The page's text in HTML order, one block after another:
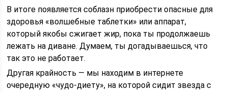
В итоге появляется соблазн приобрести опасные для
здоровья «волшебные таблетки» или аппарат,
который якобы сжигает жир, пока ты продолжаешь
лежать на диване. Думаем, ты догадываешься, что
так это не работает.
Другая крайность — мы находим в интернете
очередную «чудо-диету», на которой сидит звезда с